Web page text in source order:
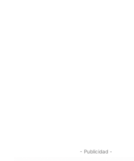
- Publicidad -